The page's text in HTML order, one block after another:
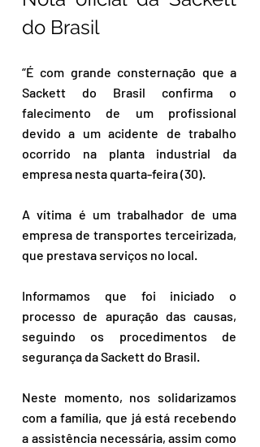
do Brasil
“É com grande consternação que a
Sackett do Brasil confirma o
falecimento de um profissional
devido a um acidente de trabalho
ocorrido na planta industrial da
empresa nesta quarta-feira (30).
A vítima é um trabalhador de uma
empresa de transportes terceirizada,
que prestava serviços no local.
Informamos que foi iniciado o
processo de apuração das causas,
seguindo os procedimentos de
segurança da Sackett do Brasil.
Neste momento, nos solidarizamos
com a família, que já está recebendo
a assistência necessária, assim como